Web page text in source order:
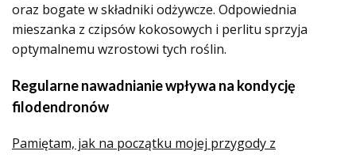
oraz bogate w składniki odżywcze. Odpowiednia
mieszanka z czipsów kokosowych i perlitu sprzyja
optymalnemu wzrostowi tych roślin.
Regularne nawadnianie wpływa na kondycję
filodendronów
Pamiętam, jak na początku mojej przygody z